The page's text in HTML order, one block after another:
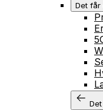
Det får